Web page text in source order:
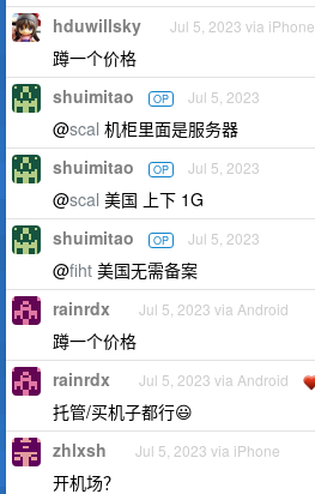
hduwillsky Jul 5, 2023 via iPhone
蹲一个价格
shuimitao OP Jul 5, 2023
@scal 机柜里面是服务器
shuimitao OP Jul 5, 2023
@scal 美国 上下 1G
shuimitao OP Jul 5, 2023
@fiht 美国无需备案
rainrdx Jul 5, 2023 via Android
蹲一个价格
rainrdx Jul 5, 2023 via Android
托管/买机子都行😃
zhlxsh Jul 5, 2023 via iPhone
开机场？